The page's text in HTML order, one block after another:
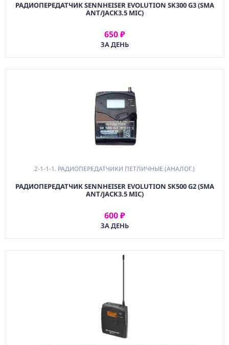
РАДИОПЕРЕДАТЧИК SENNHEISER EVOLUTION SK300 G3 (SMA
ANT/JACK3.5 MIC)
650 ₽
ЗА ДЕНЬ
АРЕНДОВАТЬ
2-1-1-1. РАДИОПЕРЕДАТЧИКИ ПЕТЛИЧНЫЕ (АНАЛОГ.)
РАДИОПЕРЕДАТЧИК SENNHEISER EVOLUTION SK500 G2 (SMA
ANT/JACK3.5 MIC)
600 ₽
ЗА ДЕНЬ
АРЕНДОВАТЬ